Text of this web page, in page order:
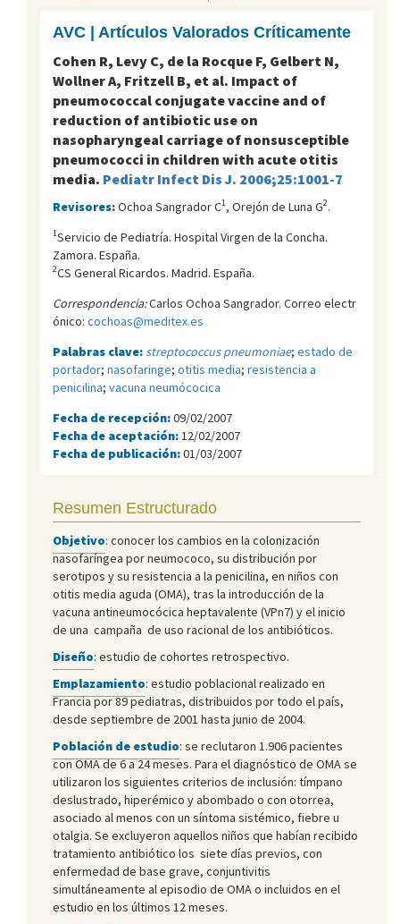
AVC | Artículos Valorados Críticamente
Cohen R, Levy C, de la Rocque F, Gelbert N,
Wollner A, Fritzell B, et al. Impact of
pneumococcal conjugate vaccine and of
reduction of antibiotic use on
nasopharyngeal carriage of nonsusceptible
pneumococci in children with acute otitis
media. Pediatr Infect Dis J. 2006;25:1001-7
Revisores:Ochoa Sangrador C1, Orejón de Luna G2.
1Servicio de Pediatrí­a. Hospital Virgen de la Concha.
Zamora. España.
2CS General Ricardos. Madrid. España.
Correspondencia:Carlos Ochoa Sangrador. Correo electr
ónico: cochoas@meditex.es
Palabras clave: streptococcus pneumoniae; estado de
portador; nasofaringe; otitis media; resistencia a
penicilina; vacuna neumócocica
Fecha de recepción:09/02/2007
Fecha de aceptación: 12/02/2007
Fecha de publicación:01/03/2007
Resumen Estructurado
Objetivo: conocer los cambios en la colonización
nasofaríngea por neumococo, su distribución por
serotipos y su resistencia a la penicilina, en niños con
otitis media aguda (OMA), tras la introducción de la
vacuna antineumocócica heptavalente (VPn7) y el inicio
de una campaña de uso racional de los antibióticos.
Diseño: estudio de cohortes retrospectivo.
Emplazamiento: estudio poblacional realizado en
Francia por 89 pediatras, distribuidos por todo el país,
desde septiembre de 2001 hasta junio de 2004.
Población de estudio: se reclutaron 1.906 pacientes
con OMA de 6 a 24 meses. Para el diagnóstico de OMA se
utilizaron los siguientes criterios de inclusión: tímpano
deslustrado, hiperémico y abombado o con otorrea,
asociado al menos con un síntoma sistémico, fiebre u
otalgia. Se excluyeron aquellos niños que habían recibido
tratamiento antibiótico los siete días previos, con
enfermedad de base grave, conjuntivitis
simultáneamente al episodio de OMA o incluidos en el
estudio en los últimos 12 meses.